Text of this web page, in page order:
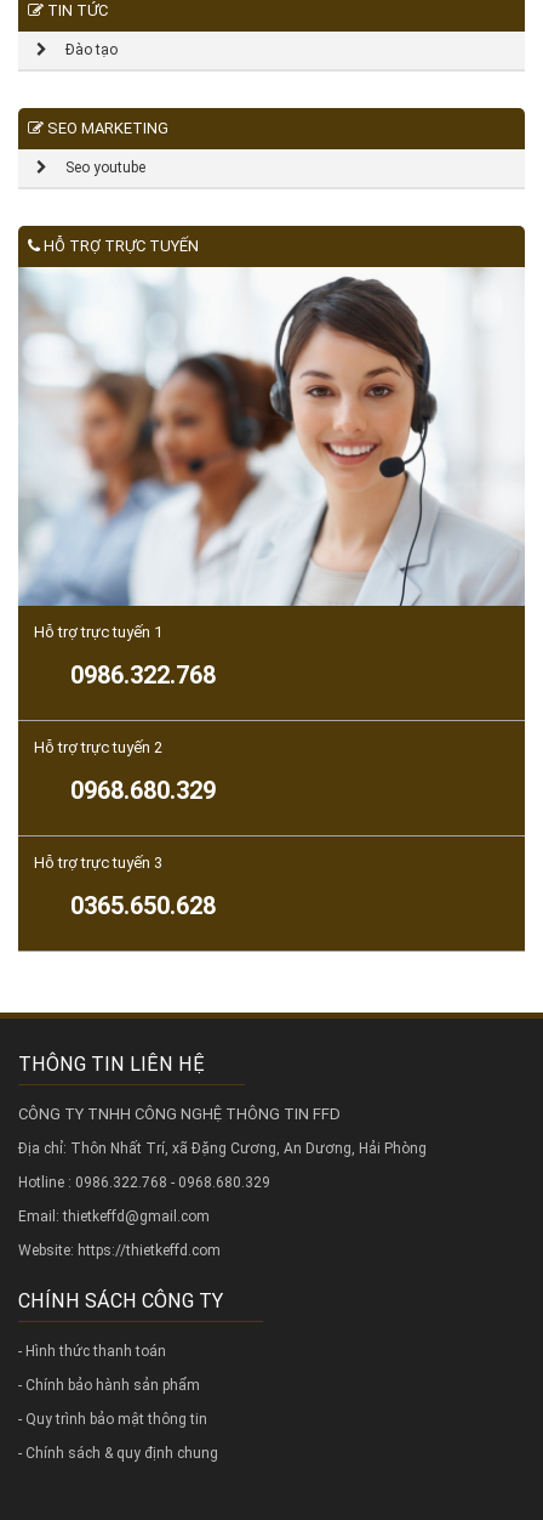
TIN TỨC
Đào tạo
SEO MARKETING
Seo youtube
HỖ TRỢ TRỰC TUYẾN
Hỗ trợ trực tuyến 1
0986.322.768
Hỗ trợ trực tuyến 2
0968.680.329
Hỗ trợ trực tuyến 3
0365.650.628
THÔNG TIN LIÊN HỆ
CÔNG TY TNHH CÔNG NGHỆ THÔNG TIN FFD
Địa chỉ: Thôn Nhất Trí, xã Đặng Cương, An Dương, Hải Phòng
Hotline : 0986.322.768 - 0968.680.329
Email: thietkeffd@gmail.com
Website: https://thietkeffd.com
CHÍNH SÁCH CÔNG TY
- Hình thức thanh toán
- Chính bảo hành sản phẩm
- Quy trình bảo mật thông tin
- Chính sách & quy định chung